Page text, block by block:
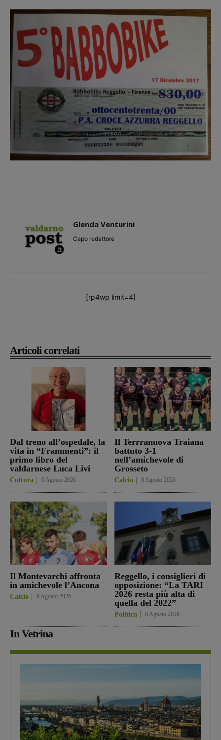
Articoli correlati
Dal treno all’ospedale, la
vita in “Frammenti”: il
primo libro del
valdarnese Luca Livi
Cultura 9 Agosto 2026
Il Terrranuova Traiana
battuto 3-1
nell’amichevole di
Grosseto
Calcio 8 Agosto 2026
Il Montevarchi affronta
in amichevole l’Ancona
Calcio 8 Agosto 2026
Reggello, i consiglieri di
opposizione: “La TARI
2026 resta più alta di
quella del 2022”
Politica 8 Agosto 2026
In Vetrina
Glenda Venturini
Capo redattore
[rp4wp limit=4]